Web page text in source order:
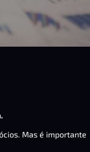
Mas é importante